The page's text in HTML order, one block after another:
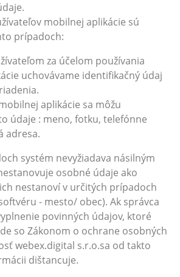
mobilnej aplikácie sú
prípadoch:
za účelom používania
uchovávame identifikačný údaj
aplikácie sa môžu
údaje : meno, fotku, telefónne
adresa.
systém nevyžiadava násilným
osobné údaje ako
nestanoví v určitých prípadoch
- mesto/ obec). Ak správca
povinných údajov, ktoré
so Zákonom o ochrane osobných
webex.digital s.r.o.sa od takto
dištancuje.